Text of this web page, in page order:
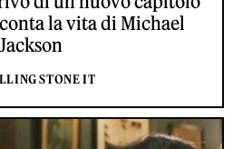
la vita di Michael
STONE IT